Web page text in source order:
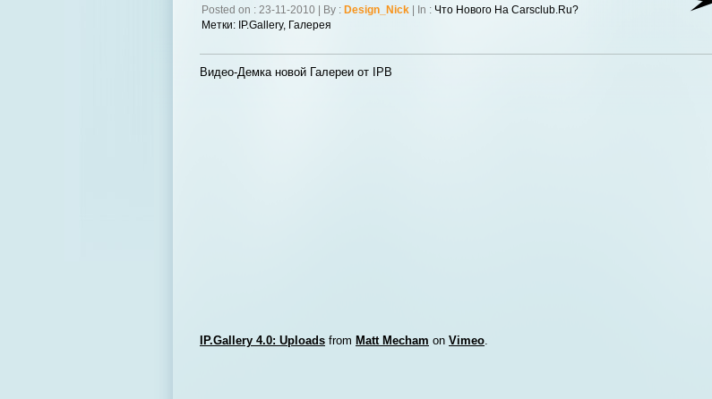
Posted on : 23-11-2010 | By : Design_Nick | In : Что Нового На Carsclub.ru?
Метки: IP.Gallery, Галерея
Видео-Демка новой Галереи от IPB
IP.Gallery 4.0: Uploads from Matt Mecham on Vimeo.